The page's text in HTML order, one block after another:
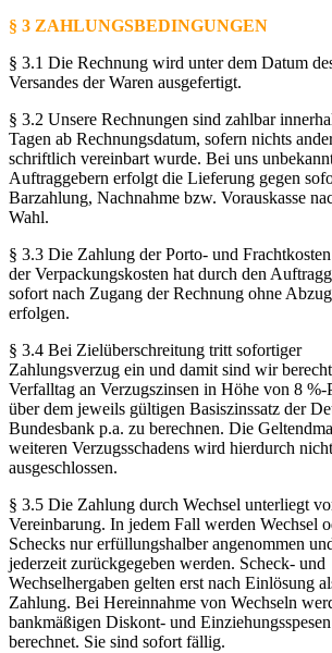
§ 3 ZAHLUNGSBEDINGUNGEN
§ 3.1 Die Rechnung wird unter dem Datum
Versandes der Waren ausgefertigt.
§ 3.2 Unsere Rechnungen sind zahlbar
Tagen ab Rechnungsdatum, sofern nichts
schriftlich vereinbart wurde. Bei uns
Auftraggebern erfolgt die Lieferung gegen
Barzahlung, Nachnahme bzw. Vorauskasse
Wahl.
§ 3.3 Die Zahlung der Porto- und
der Verpackungskosten hat durch den
sofort nach Zugang der Rechnung ohne
erfolgen.
§ 3.4 Bei Zielüberschreitung tritt sofortiger
Zahlungsverzug ein und damit sind wir
Verfalltag an Verzugszinsen in Höhe von 8 %-
über dem jeweils gültigen Basiszinssatz der
Bundesbank p.a. zu berechnen. Die
weiteren Verzugsschadens wird hierdurch nicht
ausgeschlossen.
§ 3.5 Die Zahlung durch Wechsel unterliegt
Vereinbarung. In jedem Fall werden Wechsel
Schecks nur erfüllungshalber angenommen
jederzeit zurückgegeben werden. Scheck- und
Wechselhergaben gelten erst nach Einlösung
Zahlung. Bei Hereinnahme von Wechseln
bankmäßigen Diskont- und Einziehungsspesen
berechnet. Sie sind sofort fällig.